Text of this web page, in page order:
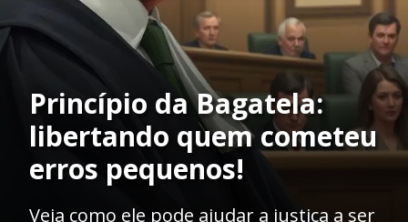
Princípio da Bagatela:
libertando quem cometeu
erros pequenos!
Veja como ele pode ajudar a justiça a ser